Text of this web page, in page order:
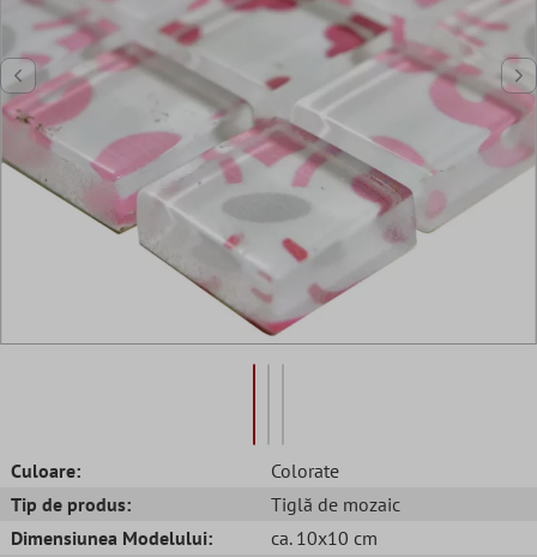
Culoare:
Colorate
Tip de produs:
Tiglă de mozaic
Dimensiunea Modelului:
ca. 10x10 cm